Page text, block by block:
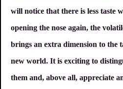
will notice that there is less taste
opening the nose again, the
brings an extra dimension to the
new world. It is exciting to
them and, above all, appreciate